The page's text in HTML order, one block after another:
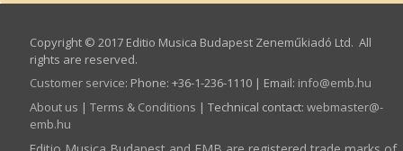
Copyright © 2017 Editio Musica Budapest Zeneműkiadó Ltd. All
rights are reserved.
Customer service: Phone: +36-1-236-1110 | Email: info­@­emb.hu
About us | Terms & Conditions | Technical contact: webmaster­@­
emb.hu